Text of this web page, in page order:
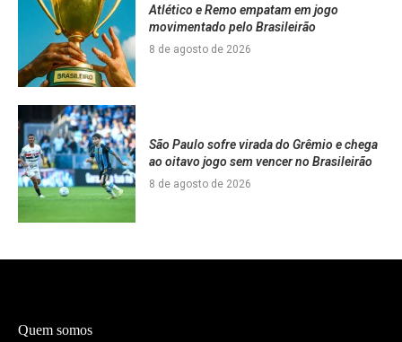
Atlético e Remo empatam em jogo
movimentado pelo Brasileirão
8 de agosto de 2026
São Paulo sofre virada do Grêmio e chega
ao oitavo jogo sem vencer no Brasileirão
8 de agosto de 2026
Quem somos